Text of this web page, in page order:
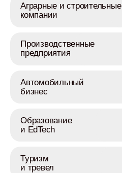
Аграрные и строительные
компании
Производственные
предприятия
Автомобильный
бизнес
Образование
и EdTech
Туризм
и тревел